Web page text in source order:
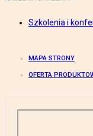
Szkolenia i
MAPA STRONY
OFERTA